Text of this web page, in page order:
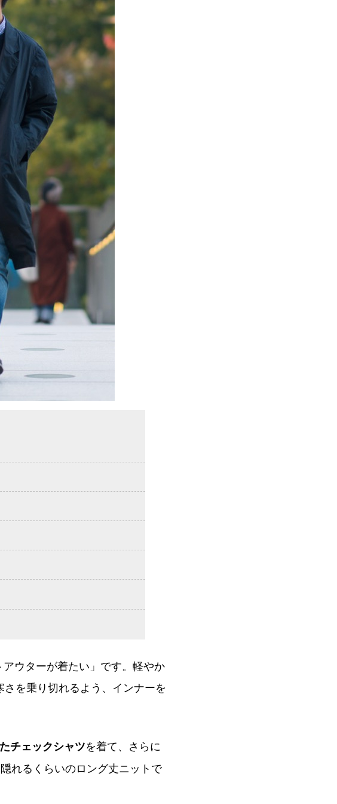
ウターが着たい」です。軽やか
さを乗り切れるよう、インナーを
チェックシャツを着て、さらに
れるくらいのロング丈ニットで